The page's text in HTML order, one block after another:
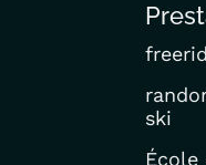
ski
École